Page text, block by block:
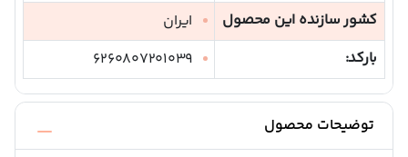
کشور سازنده این محصول
ایران
بارکد:
6260807201039
توضیحات محصول